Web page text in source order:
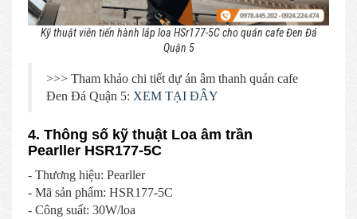
Kỹ thuật viên tiến hành lắp loa HSr177-5C cho quán cafe Đen Đá
Quận 5
>>> Tham khảo chi tiết dự án âm thanh quán cafe
Đen Đá Quận 5: XEM TẠI ĐÂY
4. Thông số kỹ thuật Loa âm trần
Pearller HSR177-5C
- Thương hiệu: Pearller
- Mã sản phẩm: HSR177-5C
- Công suất: 30W/loa